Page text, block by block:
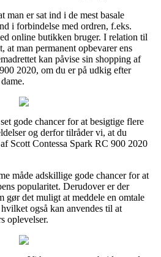
er sat ind i de mest basale
i forbindelse med ordren, f.eks.
online butikken bruger. I relation til
at man permanent opbevarer ens
kan påvise sin shopping af
2020, om du er på udkig efter
gode chancer for at besigtige flere
og derfor tilråder vi, at du
Scott Contessa Spark RC 900 2020
måde adskillige gode chancer for at
popularitet. Derudover er der
gør det muligt at meddele en omtale
også kan anvendes til at
oplevelser.